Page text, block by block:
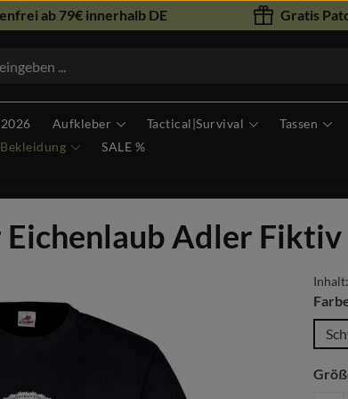
ab 79€ innerhalb DE Gratis
Aufkleber Tactical|Survival Tassen
Bekleidung SALE %
Adler
Inhalt: